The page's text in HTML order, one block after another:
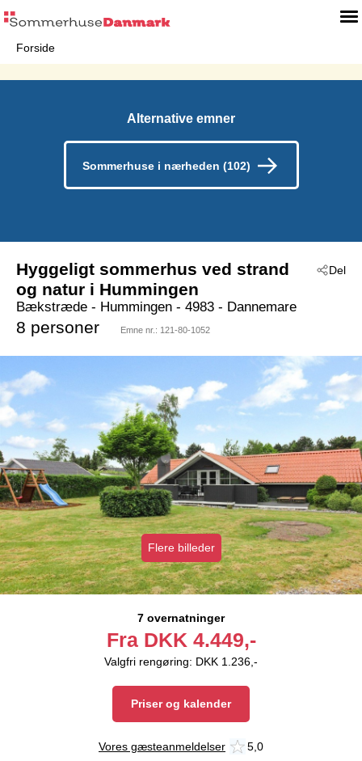
Forside
Alternative emner
Sommerhuse i nærheden (102)
Del
Hyggeligt sommerhus ved strand
og natur i Hummingen
Bækstræde - Hummingen - 4983 - Dannemare
8 personer Emne nr.: 121-80-1052
Flere billeder
7 overnatninger
Fra DKK 4.449,-
Valgfri rengøring: DKK 1.236,-
Priser og kalender
Vores gæsteanmeldelser 5,0